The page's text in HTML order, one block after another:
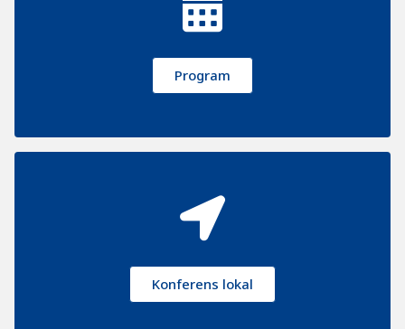
Program
Konferens lokal